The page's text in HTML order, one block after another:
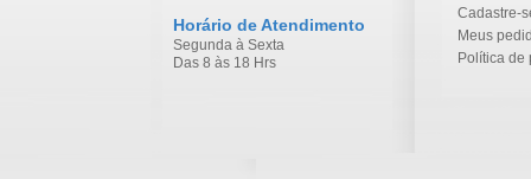
Horário de Atendimento
Segunda à Sexta
Das 8 às 18 Hrs
Cadastre-
Meus
Política de